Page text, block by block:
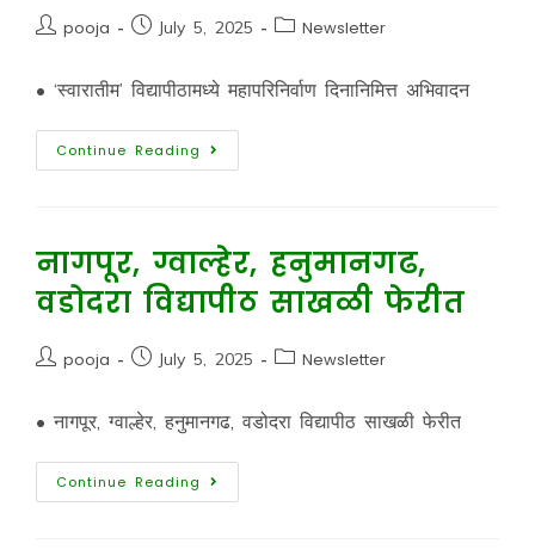
pooja July 5, 2025 Newsletter
• ‘स्वारातीम’ विद्यापीठामध्ये महापरिनिर्वाण दिनानिमित्त अभिवादन
Continue Reading
नागपूर, ग्वाल्हेर, हनुमानगढ,
वडोदरा विद्यापीठ साखळी फेरीत
pooja July 5, 2025 Newsletter
• नागपूर, ग्वाल्हेर, हनुमानगढ, वडोदरा विद्यापीठ साखळी फेरीत
Continue Reading